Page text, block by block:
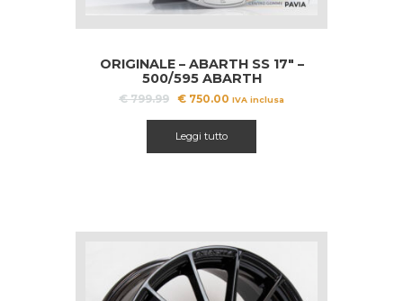
ORIGINALE – ABARTH SS 17″ –
500/595 ABARTH
€799.99 Il
era:
€ 799.99.
€ 750.00 Il
€ 750.00.
IVA inclusa
Leggi tutto